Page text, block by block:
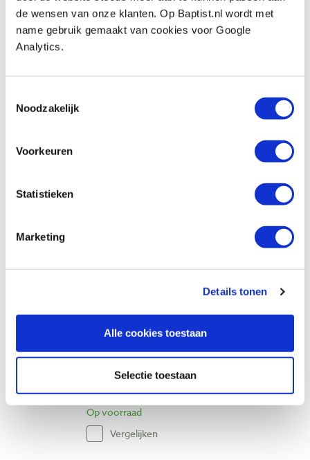
de wensen van onze klanten. Op Baptist.nl wordt met
name gebruik gemaakt van cookies voor Google
Analytics.
Noodzakelijk
Voorkeuren
Statistieken
Marketing
Details tonen
Alle cookies toestaan
Selectie toestaan
Mirka Abranet delta schuurmateriaal 150
x 100 mm korrel 180
Artikelnummer: 30786
€ 44,67 excl. btw
Mirka Abranet delta schuurmateriaal 150
Mirka Abranet delta schuurmateriaal 150
x 100 mm korrel 320
Artikelnummer: 30788
€ 54,05 incl. btw
€ 44,67 excl. btw
Op voorraad
Vergelijken